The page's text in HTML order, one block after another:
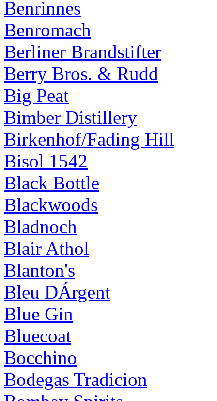
Benrinnes
Benromach
Berliner Brandstifter
Berry Bros. & Rudd
Big Peat
Bimber Distillery
Birkenhof/Fading Hill
Bisol 1542
Black Bottle
Blackwoods
Bladnoch
Blair Athol
Blanton's
Bleu DÁrgent
Blue Gin
Bluecoat
Bocchino
Bodegas Tradicion